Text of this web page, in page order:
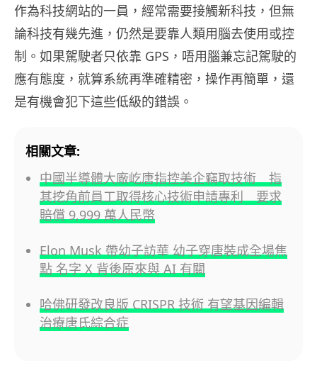
作為科技網站的一員，經常需要接觸新科技，但無
論科技有幾先進，仍然是要靠人類用腦去使用或控
制。如果駕駛者只依靠 GPS，唔用腦兼忘記駕駛的
應有態度，就算系統再準確精密，操作再簡單，還
是有機會犯下這些低級的錯誤。
相關文章:
中國半導體大廠屹唐指控美企竊取技術 指
其挖角前員工取得核心技術申請專利 要求
賠償 9,999 萬人民幣
Elon Musk 帶幼子訪華 幼子穿唐裝成全場焦
點 名字 X 背後原來與 AI 有關
哈佛研發改良版 CRISPR 技術 有望基因編輯
治療唐氏綜合症